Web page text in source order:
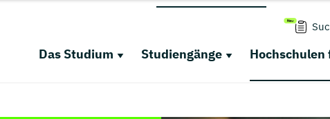
Das Studium Studiengänge Hochschulen